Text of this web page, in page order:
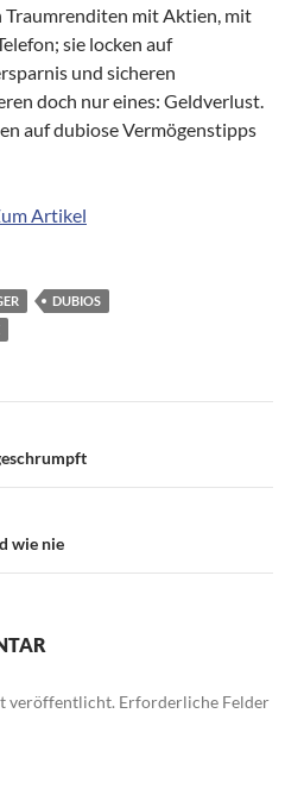
Traumrenditen mit Aktien, mit
sie locken auf
und sicheren
doch nur eines: Geldverlust.
auf dubiose Vermögenstipps
Artikel
DUBIOS
wie nie
veröffentlicht. Erforderliche Felder